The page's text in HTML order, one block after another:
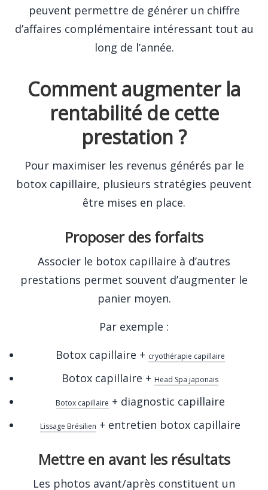
peuvent permettre de générer un chiffre
d’affaires complémentaire intéressant tout au
long de l’année.
Comment augmenter la
rentabilité de cette
prestation ?
Pour maximiser les revenus générés par le
botox capillaire, plusieurs stratégies peuvent
être mises en place.
Proposer des forfaits
Associer le botox capillaire à d’autres
prestations permet souvent d’augmenter le
panier moyen.
Par exemple :
Botox capillaire + cryothérapie capillaire
Botox capillaire + Head Spa japonais
Botox capillaire + diagnostic capillaire
Lissage Brésilien + entretien botox capillaire
Mettre en avant les résultats
Les photos avant/après constituent un